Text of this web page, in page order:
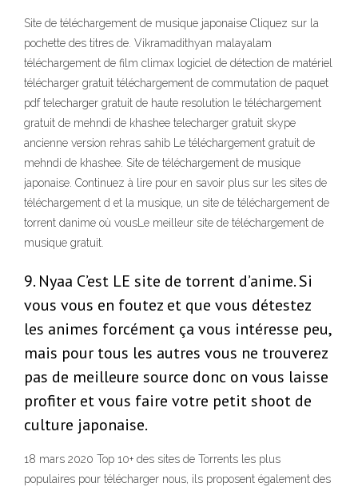
Site de téléchargement de musique japonaise Cliquez sur la
pochette des titres de. Vikramadithyan malayalam
téléchargement de film climax logiciel de détection de matériel
télécharger gratuit téléchargement de commutation de paquet
pdf telecharger gratuit de haute resolution le téléchargement
gratuit de mehndi de khashee telecharger gratuit skype
ancienne version rehras sahib Le téléchargement gratuit de
mehndi de khashee. Site de téléchargement de musique
japonaise. Continuez à lire pour en savoir plus sur les sites de
téléchargement d et la musique, un site de téléchargement de
torrent danime où vousLe meilleur site de téléchargement de
musique gratuit.
9. Nyaa C’est LE site de torrent d’anime. Si
vous vous en foutez et que vous détestez
les animes forcément ça vous intéresse peu,
mais pour tous les autres vous ne trouverez
pas de meilleure source donc on vous laisse
profiter et vous faire votre petit shoot de
culture japonaise.
18 mars 2020 Top 10+ des sites de Torrents les plus
populaires pour télécharger nous, ils proposent également des